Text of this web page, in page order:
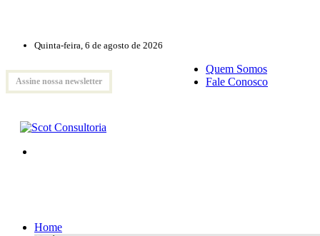
Quinta-feira, 6 de agosto de 2026
Assine nossa newsletter
Quem Somos
Fale Conosco
Home